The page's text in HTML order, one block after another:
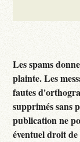
Les spams
plainte. Les
fautes
supprimés sans
publication ne
éventuel droit